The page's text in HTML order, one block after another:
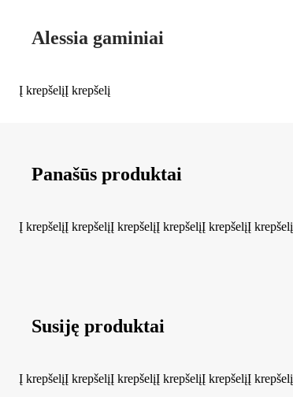
Alessia gaminiai
Į krepšelįĮ krepšelį
Panašūs produktai
Į krepšelįĮ krepšelįĮ krepšelįĮ krepšelįĮ krepšelįĮ krepšelį
Susiję produktai
Į krepšelįĮ krepšelįĮ krepšelįĮ krepšelįĮ krepšelįĮ krepšelį